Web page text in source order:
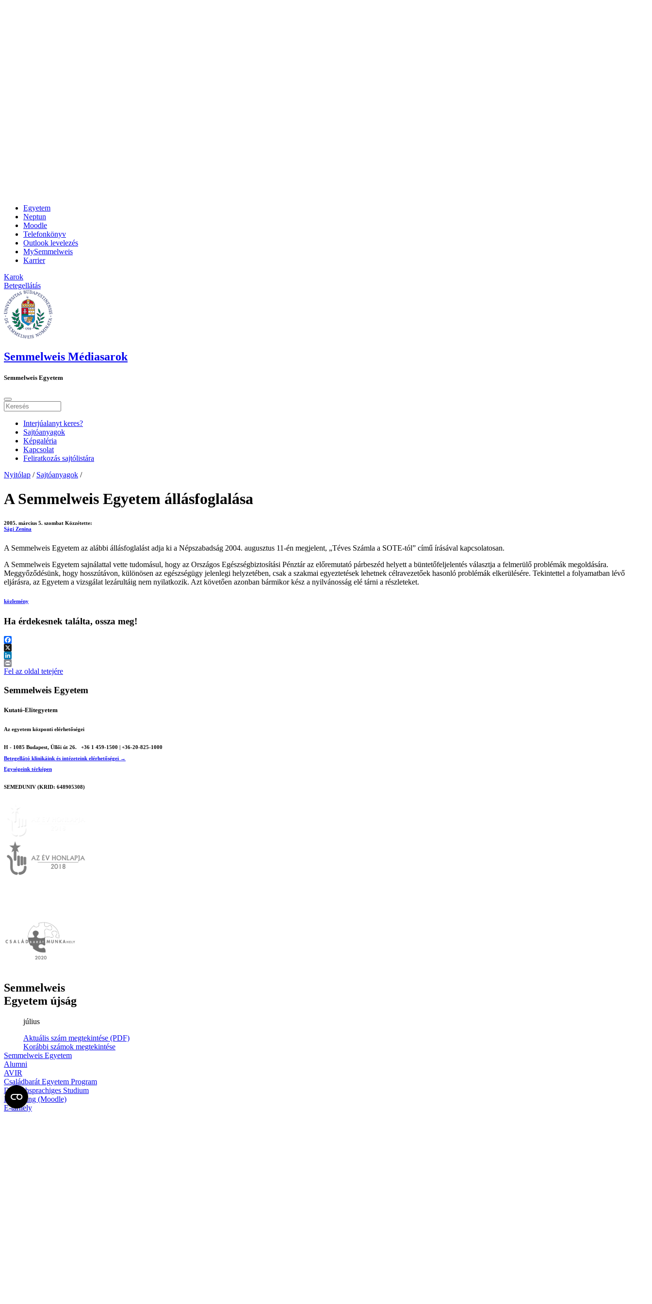
Egyetem
Neptun
Moodle
Telefonkönyv
Outlook levelezés
MySemmelweis
Karrier
Karok
Betegellátás
Semmelweis Médiasarok
Semmelweis Egyetem
Interjúalanyt keres?
Sajtóanyagok
Képgaléria
Kapcsolat
Feliratkozás sajtólistára
Nyitólap / Sajtóanyagok /
A Semmelweis Egyetem állásfoglalása
2005. március 5. szombat Közzétette:
Sági Zenina
A Semmelweis Egyetem az alábbi állásfoglalást adja ki a Népszabadság 2004. augusztus 11-én megjelent, „Téves Számla a SOTE-tól” című írásával kapcsolatosan.
A Semmelweis Egyetem sajnálattal vette tudomásul, hogy az Országos Egészségbiztosítási Pénztár az előremutató párbeszéd helyett a büntetőfeljelentés választja a felmerülő problémák megoldására.
Meggyőződésünk, hogy hosszútávon, különösen az egészségügy jelenlegi helyzetében, csak a szakmai egyeztetések lehetnek célravezetőek hasonló problémák elkerülésére. Tekintettel a folyamatban lévő
eljárásra, az Egyetem a vizsgálat lezárultáig nem nyilatkozik. Azt követően azonban bármikor kész a nyilvánosság elé tárni a részleteket.
közlemény
Ha érdekesnek találta, ossza meg!
Facebook
X
LinkedIn
Print
Fel az oldal tetejére
Semmelweis Egyetem
Kutató-Elitegyetem
Az egyetem központi elérhetőségei
H - 1085 Budapest, Üllői út 26.
+36 1 459-1500 | +36-20-825-1000
Betegellátó klinikáink és intézeteink elérhetőségei →
Egységeink térképen
SEMEDUNIV (KRID: 648905308)
Semmelweis
Egyetem újság
július
Aktuális szám megtekintése (PDF)
Korábbi számok megtekintése
Semmelweis Egyetem
Alumni
AVIR
Családbarát Egyetem Program
Deutschsprachiges Studium
E-learning (Moodle)
E-tárhely